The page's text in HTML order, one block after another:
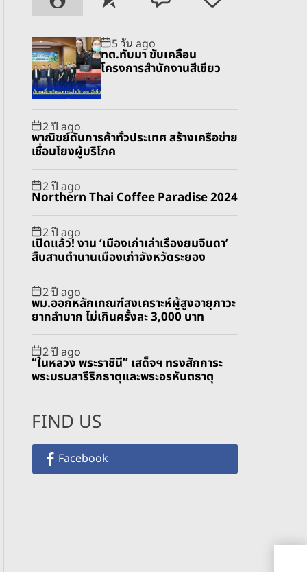
o
p
u
l
a
r
e
c
e
n
t
o
m
m
e
g
e
5 วัน ago
ทต.ทับมา ขับเคลื่อน
โครงการสำนักงานสีเขียว
2 ปี ago
พาณิชย์ดันการค้าทั่วประเทศ สร้างเครือข่าย
เชื่อมโยงผู้บริโภค
2 ปี ago
Northern Thai Coffee Paradise 2024
2 ปี ago
เปิดแล้ว! งาน ‘เมืองเก่าเล่าเรื่องยมจินดา’
สืบสานตำนานเมืองเก่าจังหวัดระยอง
2 ปี ago
พม.ออกหลักเกณฑ์สงเคราะห์ผู้สูงอายุภาวะ
ยากลำบาก ไม่เกินครั้งละ 3,000 บาท
2 ปี ago
“ในหลวง พระราชินี” เสด็จฯ ทรงสักการะ
พระบรมสารีริกธาตุและพระอรหันตธาตุ
FIND US
Facebook